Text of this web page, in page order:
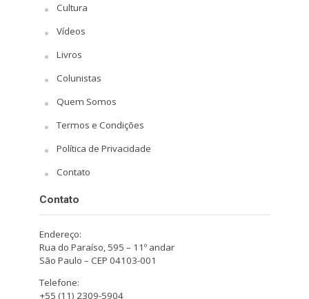
Cultura
Vídeos
Livros
Colunistas
Quem Somos
Termos e Condições
Política de Privacidade
Contato
Contato
Endereço:
Rua do Paraíso, 595 – 11º andar
São Paulo – CEP 04103-001
Telefone:
+55 (11) 2309-5904